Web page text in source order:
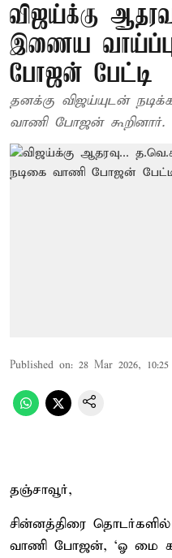
விஜய்க்கு
இணைய
போஜன் பேட்டி
தனக்கு விஜய்யுடன்
வாணி போஜன் கூறினார்.
Published on: 28 Mar 2026,
தஞ்சாவூர்,
சின்னத்திரை தொடர்களில்
வாணி போஜன், ‘ஓ மை